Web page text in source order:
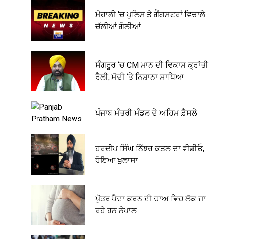
ਮੋਹਾਲੀ ‘ਚ ਪੁਲਿਸ ਤੇ ਗੈਂਗਸਟਰਾਂ ਵਿਚਾਲੇ
ਚੱਲੀਆਂ ਗੋਲੀਆਂ
ਸੰਗਰੂਰ ‘ਚ CM ਮਾਨ ਦੀ ਵਿਕਾਸ ਕ੍ਰਾਂਤੀ
ਰੈਲੀ, ਮੋਦੀ ‘ਤੇ ਨਿਸ਼ਾਨਾ ਸਾਧਿਆ
ਪੰਜਾਬ ਮੰਤਰੀ ਮੰਡਲ ਦੇ ਅਹਿਮ ਫ਼ੈਸਲੇ
ਹਰਦੀਪ ਸਿੰਘ ਨਿੱਝਰ ਕਤਲ ਦਾ ਵੀਡੀਓ,
ਹੋਇਆ ਖੁਲਾਸਾ
ਪੁੱਤਰ ਪੈਦਾ ਕਰਨ ਦੀ ਚਾਅ ਵਿਚ ਲੋਕ ਜਾ
ਰਹੇ ਹਨ ਨੇਪਾਲ